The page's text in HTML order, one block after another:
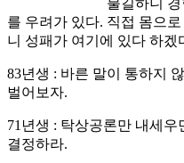
불길하니
를 우려가 있다. 직접 몸으
니 성패가 여기에 있다 하겠
83년생 : 바른 말이 통하지
벌어보자.
71년생 : 탁상공론만 내세
결정하라.